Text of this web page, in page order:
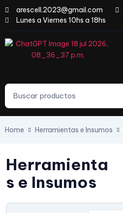
arescell.2023@gmail.com
Lunes a Viernes 10hs a 18hs
Home Herramientas e Insumos
Herramienta
s e Insumos